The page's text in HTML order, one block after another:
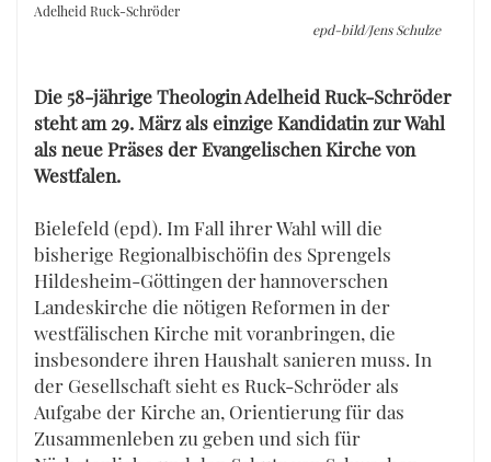
Adelheid Ruck-Schröder
epd-bild/Jens Schulze
Die 58-jährige Theologin Adelheid Ruck-Schröder
steht am 29. März als einzige Kandidatin zur Wahl
als neue Präses der Evangelischen Kirche von
Westfalen.
Bielefeld (epd). Im Fall ihrer Wahl will die
bisherige Regionalbischöfin des Sprengels
Hildesheim-Göttingen der hannoverschen
Landeskirche die nötigen Reformen in der
westfälischen Kirche mit voranbringen, die
insbesondere ihren Haushalt sanieren muss. In
der Gesellschaft sieht es Ruck-Schröder als
Aufgabe der Kirche an, Orientierung für das
Zusammenleben zu geben und sich für